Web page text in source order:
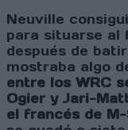
Neuville
para situarse al
después de
mostraba algo
entre los WRC
Ogier y Jari-
el francés de